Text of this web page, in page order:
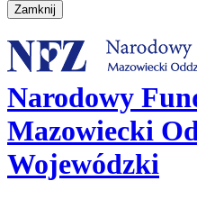
Narodowy
Mazowiecki
Wojewódzki